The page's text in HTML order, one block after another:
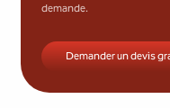
demande.
Demander un devis